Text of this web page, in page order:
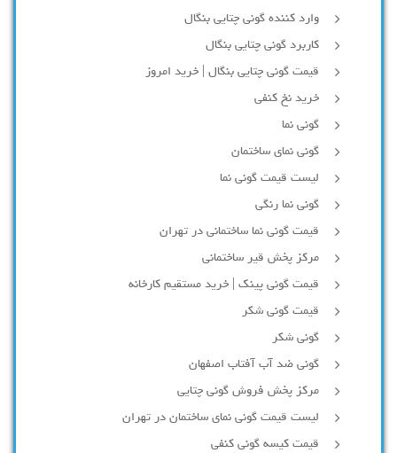
وارد کننده گونی چتایی بنگال
کاربرد گونی چتایی بنگال
قیمت گونی چتایی بنگال | خرید امروز
خرید نخ کنفی
گونی نما
گونی نمای ساختمان
لیست قیمت گونی نما
گونی نما رنگی
قیمت گونی نما ساختمانی در تهران
مرکز پخش قیر ساختمانی
قیمت گونی پینک | خرید مستقیم کارخانه
قیمت گونی شکر
گونی شکر
گونی ضد آب آفتاب اصفهان
مرکز پخش فروش گونی چتایی
لیست قیمت گونی نمای ساختمان در تهران
قیمت کیسه گونی کنفی